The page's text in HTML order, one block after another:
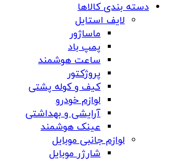
دسته بندی کالاها
لایف استایل
ماساژور
پمپ باد
ساعت هوشمند
پروژکتور
کیف و کوله پشتی
لوازم خودرو
آرایشی و بهداشتی
عینک هوشمند
لوازم جانبی موبایل
شارژر موبایل